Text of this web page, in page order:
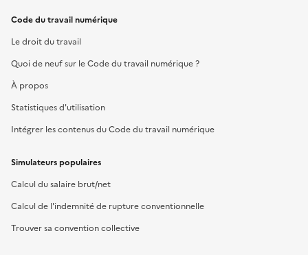
Code du travail numérique
Le droit du travail
Quoi de neuf sur le Code du travail numérique ?
À propos
Statistiques d'utilisation
Intégrer les contenus du Code du travail numérique
Simulateurs populaires
Calcul du salaire brut/net
Calcul de l'indemnité de rupture conventionnelle
Trouver sa convention collective